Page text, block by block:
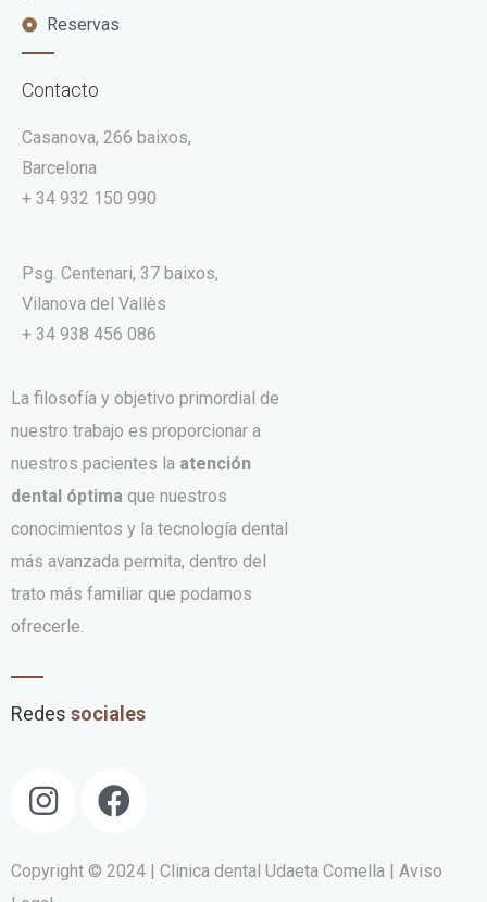
Reservas
Contacto
Casanova, 266 baixos,
Barcelona
+ 34 932 150 990
Psg. Centenari, 37 baixos,
Vilanova del Vallès
+ 34 938 456 086
La filosofía y objetivo primordial de
nuestro trabajo es proporcionar a
nuestros pacientes la atención
dental óptima que nuestros
conocimientos y la tecnología dental
más avanzada permita, dentro del
trato más familiar que podamos
ofrecerle.
Redes sociales
Copyright © 2024 | Clinica dental Udaeta Comella | Aviso